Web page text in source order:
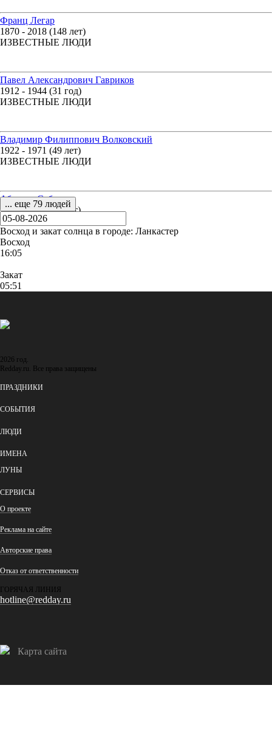
Франц Легар
1870 - 2018 (148 лет)
ИЗВЕСТНЫЕ ЛЮДИ
Павел Александрович Гавриков
1912 - 1944 (31 год)
ИЗВЕСТНЫЕ ЛЮДИ
Владимир Филиппович Волковский
1922 - 1971 (49 лет)
ИЗВЕСТНЫЕ ЛЮДИ
Абдулла Сабир
1905 - 1972 (67 лет)
ПИСАТЕЛЬ
... еще 79 людей
Восход и закат солнца в городе: Ланкастер
Восход
16:05
Закат
05:51
2026 год.
Redday.ru. Все права защищены
ПРАЗДНИКИ
СОБЫТИЯ
ЛЮДИ
ИМЕНА
ЛУНЫ
СЕРВИСЫ
О проекте
Реклама на сайте
Авторские права
Отказ от ответственности
ГОРЯЧАЯ ЛИНИЯ
hotline@redday.ru
Карта сайта